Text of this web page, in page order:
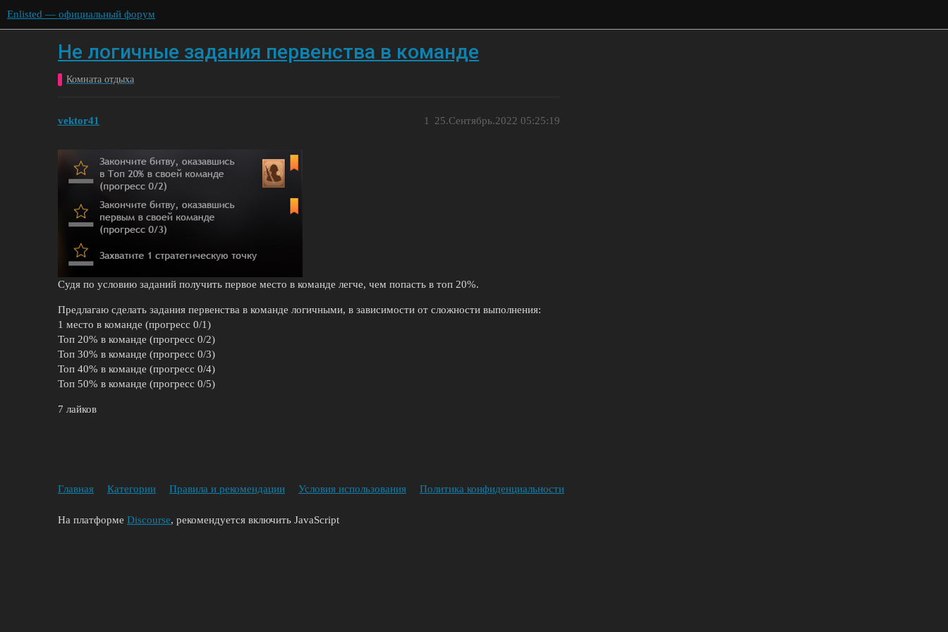
Enlisted — официальный форум
Не логичные задания первенства в команде
Комната отдыха
vektor41 25.Сентябрь.2022 05:25:19
1
Судя по условию заданий получить первое место в команде легче, чем попасть в топ 20%.
Предлагаю сделать задания первенства в команде логичными, в зависимости от сложности выполнения:
1 место в команде (прогресс 0/1)
Топ 20% в команде (прогресс 0/2)
Топ 30% в команде (прогресс 0/3)
Топ 40% в команде (прогресс 0/4)
Топ 50% в команде (прогресс 0/5)
7 лайков
Главная Категории Правила и рекомендации Условия использования Политика конфиденциальности
На платформе Discourse, рекомендуется включить JavaScript